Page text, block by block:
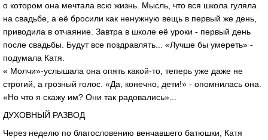
о котором она мечтала всю жизнь. Мысль, что вся школа гуляла
на свадьбе, а её бросили как ненужную вещь в первый же день,
приводила в отчаяние. Завтра в школе её уроки - первый день
после свадьбы. Будут все поздравлять... «Лучше бы умереть» -
подумала Катя.
« Молчи»-услышала она опять какой-то, теперь уже даже не
строгий, а грозный голос. «Да, конечно, дети!» - опомнилась она.
«Но что я скажу им? Они так радовались»...
ДУХОВНЫЙ РАЗВОД
Через неделю по благословению венчавшего батюшки, Катя